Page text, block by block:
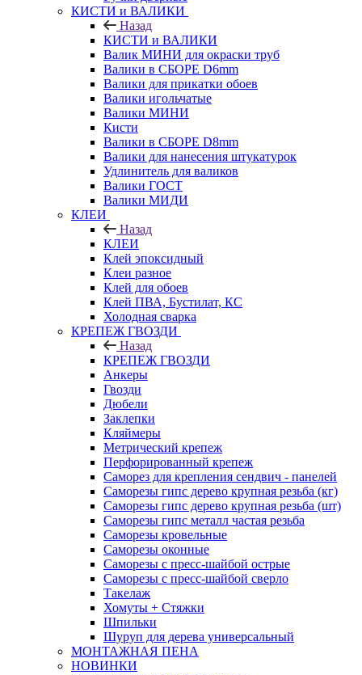
КИСТИ и ВАЛИКИ
Назад
КИСТИ и ВАЛИКИ
Валик МИНИ для окраски труб
Валики в СБОРЕ D6mm
Валики для прикатки обоев
Валики игольчатые
Валики МИНИ
Кисти
Валики в СБОРЕ D8mm
Валики для нанесения штукатурок
Удлинитель для валиков
Валики ГОСТ
Валики МИДИ
КЛЕИ
Назад
КЛЕИ
Клей эпоксидный
Клеи разное
Клей для обоев
Клей ПВА, Бустилат, КС
Холодная сварка
КРЕПЕЖ ГВОЗДИ
Назад
КРЕПЕЖ ГВОЗДИ
Анкеры
Гвозди
Дюбели
Заклепки
Кляймеры
Метрический крепеж
Перфорированный крепеж
Саморез для крепления сендвич - панелей
Саморезы гипс дерево крупная резьба (кг)
Саморезы гипс дерево крупная резьба (шт)
Саморезы гипс металл частая резьба
Саморезы кровельные
Саморезы оконные
Саморезы с пресс-шайбой острые
Саморезы с пресс-шайбой сверло
Такелаж
Хомуты + Стяжки
Шпильки
Шуруп для дерева универсальный
МОНТАЖНАЯ ПЕНА
НОВИНКИ